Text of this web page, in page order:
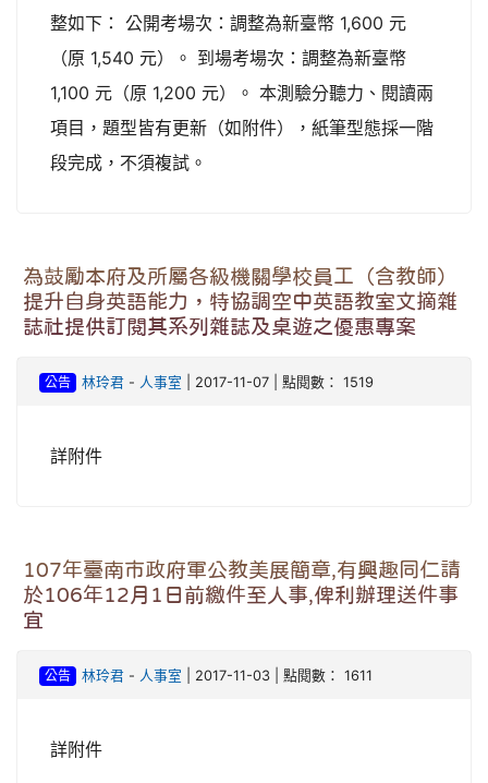
整如下： 公開考場次：調整為新臺幣 1,600 元
（原 1,540 元）。 到場考場次：調整為新臺幣
1,100 元（原 1,200 元）。 本測驗分聽力、閱讀兩
項目，題型皆有更新（如附件），紙筆型態採一階
段完成，不須複試。
為鼓勵本府及所屬各級機關學校員工（含教師）
提升自身英語能力，特協調空中英語教室文摘雜
誌社提供訂閱其系列雜誌及桌遊之優惠專案
公告 林玲君- 人事室 | 2017-11-07 | 點閱數： 1519
詳附件
107年臺南市政府軍公教美展簡章,有興趣同仁請
於106年12月1日前繳件至人事,俾利辦理送件事
宜
公告 林玲君- 人事室 | 2017-11-03 | 點閱數： 1611
詳附件